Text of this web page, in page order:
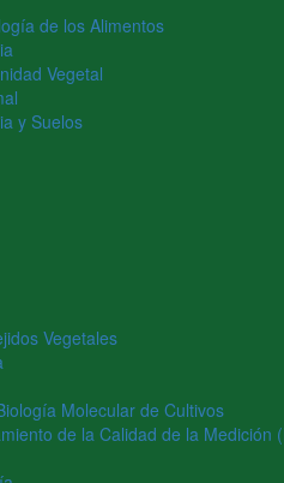
de los Alimentos
Vegetal
y Suelos
Vegetales
Molecular de Cultivos
de la Calidad de la Medición